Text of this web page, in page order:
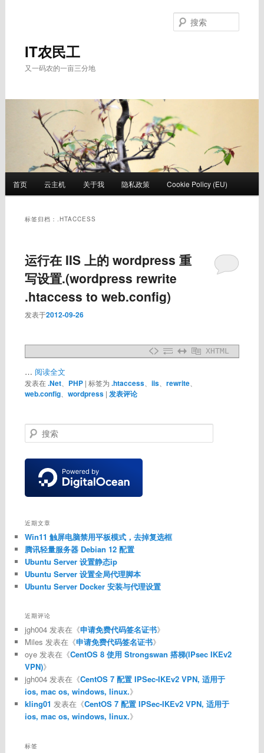
IT农民工
又一码农的一亩三分地
首页 云主机 关于我 隐私政策 Cookie Policy (EU)
标签归档： .HTACCESS
运行在 IIS 上的 wordpress 重
写设置.(wordpress rewrite
.htaccess to web.config)
发表于2012-09-26
XHTML
… 阅读全文
发表在.Net、 PHP | 标签为 .htaccess、 iis、 rewrite、
web.config、 wordpress | 发表评论
搜
索
近期文章
Win11 触屏电脑禁用平板模式，去掉复选框
腾讯轻量服务器 Debian 12 配置
Ubuntu Server 设置静态ip
Ubuntu Server 设置全局代理脚本
Ubuntu Server Docker 安装与代理设置
近期评论
jgh004发表在《申请免费代码签名证书》
Miles 发表在《申请免费代码签名证书》
oye发表在《CentOS 8 使用 Strongswan 搭梯(IPsec IKEv2
VPN)》
jgh004发表在《CentOS 7 配置 IPSec-IKEv2 VPN, 适用于
ios, mac os, windows, linux.》
kling01 发表在《CentOS 7 配置 IPSec-IKEv2 VPN, 适用于
ios, mac os, windows, linux.》
标签